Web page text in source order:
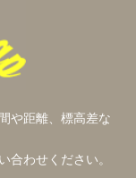
や距離、標高差な
合わせください。